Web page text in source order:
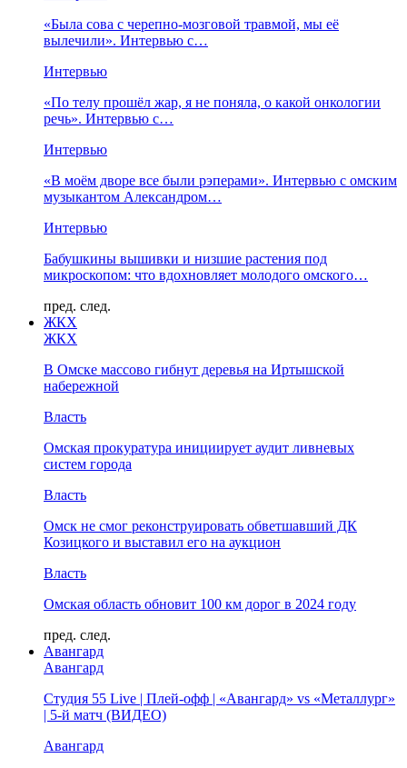
«Была сова с черепно-мозговой травмой, мы её
вылечили». Интервью с…
Интервью
«По телу прошёл жар, я не поняла, о какой онкологии
речь». Интервью с…
Интервью
«В моём дворе все были рэперами». Интервью с омским
музыкантом Александром…
Интервью
Бабушкины вышивки и низшие растения под
микроскопом: что вдохновляет молодого омского…
пред. след.
ЖКХ
ЖКХ
В Омске массово гибнут деревья на Иртышской
набережной
Власть
Омская прокуратура инициирует аудит ливневых
систем города
Власть
Омск не смог реконструировать обветшавший ДК
Козицкого и выставил его на аукцион
Власть
Омская область обновит 100 км дорог в 2024 году
пред. след.
Авангард
Авангард
Студия 55 Live | Плей-офф | «Авангард» vs «Металлург»
| 5-й матч (ВИДЕО)
Авангард